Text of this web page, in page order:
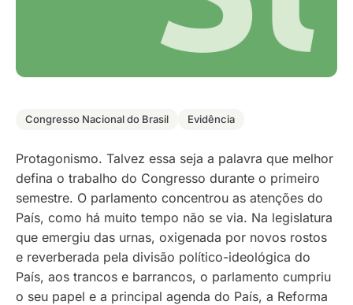
Congresso Nacional do Brasil Evidência
Protagonismo. Talvez essa seja a palavra que melhor
defina o trabalho do Congresso durante o primeiro
semestre. O parlamento concentrou as atenções do
País, como há muito tempo não se via. Na legislatura
que emergiu das urnas, oxigenada por novos rostos
e reverberada pela divisão político-ideológica do
País, aos trancos e barrancos, o parlamento cumpriu
o seu papel e a principal agenda do País, a Reforma